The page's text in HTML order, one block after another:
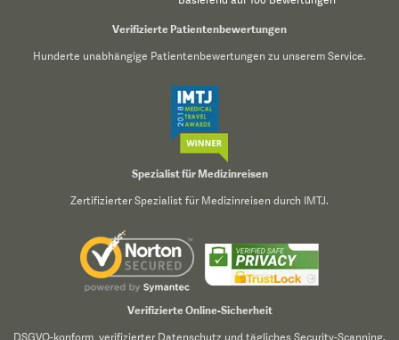
Verifizierte Patientenbewertungen
Hunderte unabhängige Patientenbewertungen zu unserem Service.
Spezialist für Medizinreisen
Zertifizierter Spezialist für Medizinreisen durch IMTJ.
Verifizierte Online-Sicherheit